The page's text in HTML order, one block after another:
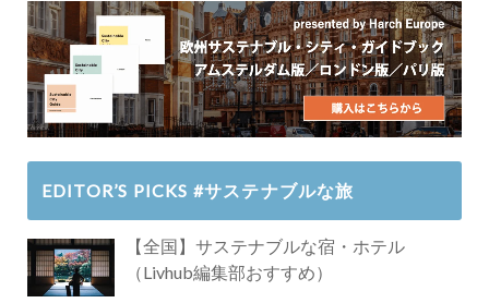
EDITOR’S PICKS #サステナブルな旅
【全国】サステナブルな宿・ホテル
（Livhub編集部おすすめ）